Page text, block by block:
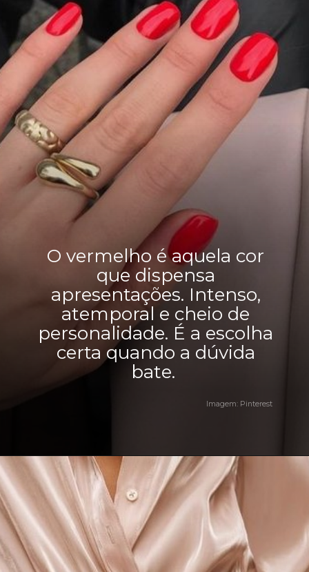
O vermelho é aquela cor
que dispensa
apresentações. Intenso,
atemporal e cheio de
personalidade. É a escolha
certa quando a dúvida
bate.
Imagem: Pinterest